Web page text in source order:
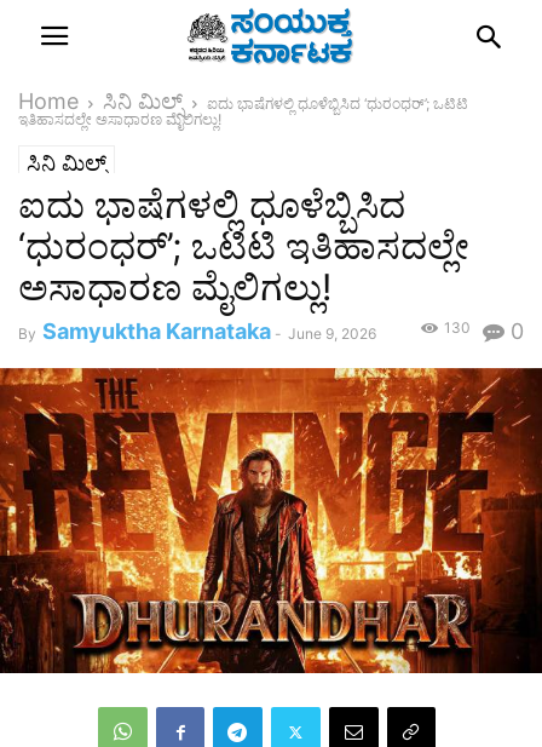
Home ಸಿನಿ ಮಿಲ್ಸ್
ಐದು ಭಾಷೆಗಳಲ್ಲಿ ಧೂಳೆಬ್ಬಿಸಿದ ‘ಧುರಂಧರ್’; ಒಟಿಟಿ
ಇತಿಹಾಸದಲ್ಲೇ ಅಸಾಧಾರಣ ಮೈಲಿಗಲ್ಲು!
ಸಿನಿ ಮಿಲ್ಸ್
ಐದು ಭಾಷೆಗಳಲ್ಲಿ ಧೂಳೆಬ್ಬಿಸಿದ
‘ಧುರಂಧರ್’; ಒಟಿಟಿ ಇತಿಹಾಸದಲ್ಲೇ
ಅಸಾಧಾರಣ ಮೈಲಿಗಲ್ಲು!
By Samyuktha Karnataka - June 9, 2026 0
130